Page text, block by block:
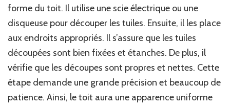
forme du toit. Il utilise une scie électrique ou une
disqueuse pour découper les tuiles. Ensuite, il les place
aux endroits appropriés. Il s’assure que les tuiles
découpées sont bien fixées et étanches. De plus, il
vérifie que les découpes sont propres et nettes. Cette
étape demande une grande précision et beaucoup de
patience. Ainsi, le toit aura une apparence uniforme